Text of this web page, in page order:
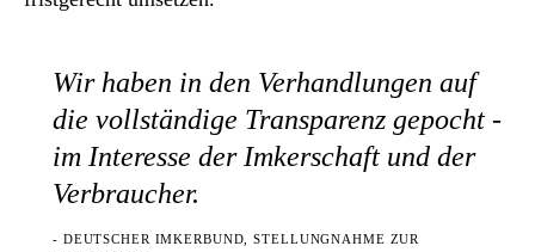
Wir haben in den Verhandlungen auf
die vollständige Transparenz gepocht -
im Interesse der Imkerschaft und der
Verbraucher.
- DEUTSCHER IMKERBUND, STELLUNGNAHME ZUR